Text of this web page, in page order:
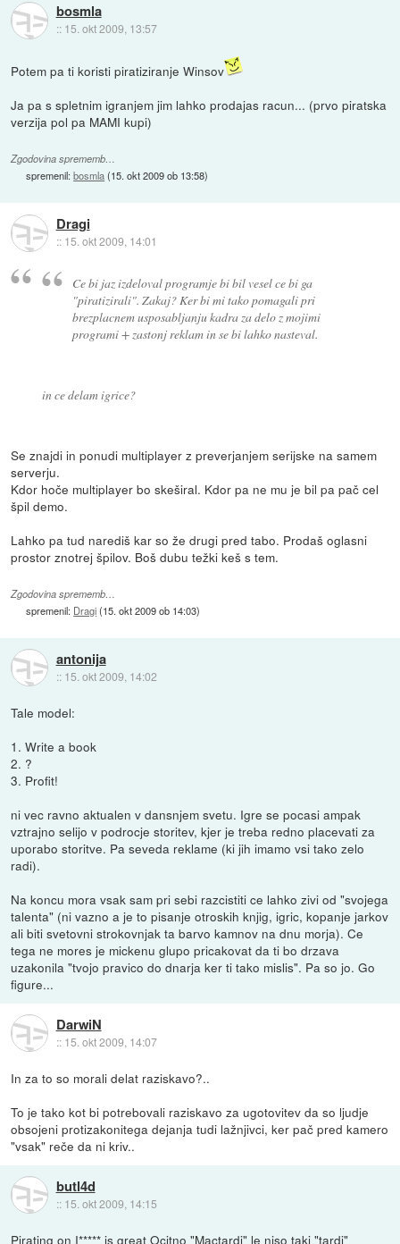
bosmla
:: 15. okt 2009, 13:57
Potem pa ti koristi piratiziranje Winsov
Ja pa s spletnim igranjem jim lahko prodajas racun... (prvo piratska
verzija pol pa MAMI kupi)
Zgodovina sprememb…
spremenil:bosmla(15. okt 2009 ob 13:58)
Dragi
:: 15. okt 2009, 14:01
Ce bi jaz izdeloval programje bi bil vesel ce bi ga
"piratizirali". Zakaj? Ker bi mi tako pomagali pri
brezplacnem usposabljanju kadra za delo z mojimi
programi + zastonj reklam in se bi lahko nasteval.
in ce delam igrice?
Se znajdi in ponudi multiplayer z preverjanjem serijske na samem
serverju.
Kdor hoče multiplayer bo skeširal. Kdor pa ne mu je bil pa pač cel
špil demo.
Lahko pa tud narediš kar so že drugi pred tabo. Prodaš oglasni
prostor znotrej špilov. Boš dubu težki keš s tem.
Zgodovina sprememb…
spremenil: Dragi(15. okt 2009 ob 14:03)
antonija
:: 15. okt 2009, 14:02
Tale model:
1. Write a book
2. ?
3. Profit!
ni vec ravno aktualen v dansnjem svetu. Igre se pocasi ampak
vztrajno selijo v podrocje storitev, kjer je treba redno placevati za
uporabo storitve. Pa seveda reklame (ki jih imamo vsi tako zelo
radi).
Na koncu mora vsak sam pri sebi razcistiti ce lahko zivi od "svojega
talenta" (ni vazno a je to pisanje otroskih knjig, igric, kopanje jarkov
ali biti svetovni strokovnjak ta barvo kamnov na dnu morja). Ce
tega ne mores je mickenu glupo pricakovat da ti bo drzava
uzakonila "tvojo pravico do dnarja ker ti tako mislis". Pa so jo. Go
figure...
DarwiN
:: 15. okt 2009, 14:07
In za to so morali delat raziskavo?..
To je tako kot bi potrebovali raziskavo za ugotovitev da so ljudje
obsojeni protizakonitega dejanja tudi lažnjivci, ker pač pred kamero
"vsak" reče da ni kriv..
butl4d
:: 15. okt 2009, 14:15
Pirating on I***** isgreat Ocitno "Mactardi" le niso taki "tardi"